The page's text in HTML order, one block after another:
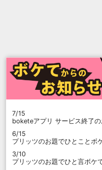
7/15
boketeアプリ サービス終了
6/15
プリッツのお題でひとことボ
3/10
プリッツのお題でひと言ボケ